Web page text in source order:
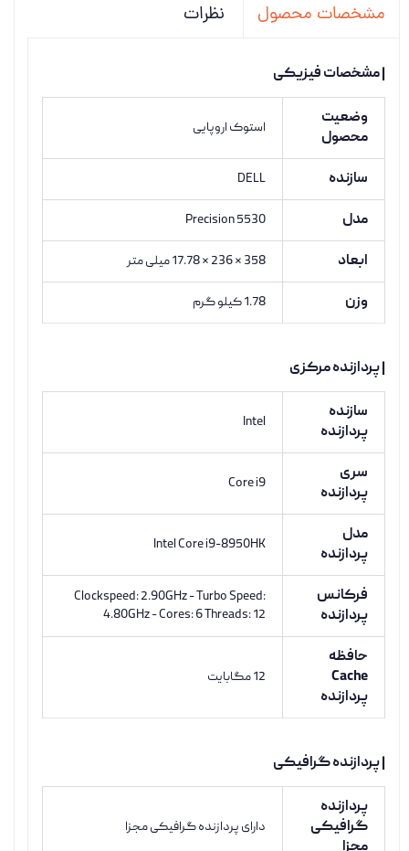
مشخصات محصول نظرات
| مشخصات فیزیکی
وضعیت
محصول
استوک اروپایی
سازنده DELL
مدل Precision 5530
ابعاد 358 * 236 * 17.78 میلی متر
وزن 1.78 کیلو گرم
| پردازنده مرکزی
سازنده
پردازنده
Intel
سری
پردازنده
Core i9
مدل
پردازنده
Intel Core i9-8950HK
فرکانس
پردازنده
Clockspeed: 2.90GHz - Turbo Speed:
4.80GHz - Cores: 6 Threads: 12
حافظه
Cache
پردازنده
12 مگابایت
| پردازنده گرافیکی
پردازنده
گرافیکی
دارای پردازنده گرافیکی مجزا